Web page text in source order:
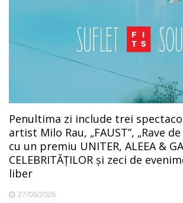
Penultima zi include trei
artist Milo Rau, „FAUST”, „Rave
cu un premiu UNITER, ALEEA &
CELEBRITĂȚILOR și zeci de
liber
27/06/2026